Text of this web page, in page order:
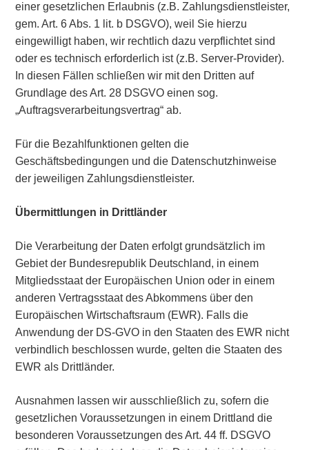
einer gesetzlichen Erlaubnis (z.B. Zahlungsdienstleister,
gem. Art. 6 Abs. 1 lit. b DSGVO), weil Sie hierzu
eingewilligt haben, wir rechtlich dazu verpflichtet sind
oder es technisch erforderlich ist (z.B. Server-Provider).
In diesen Fällen schließen wir mit den Dritten auf
Grundlage des Art. 28 DSGVO einen sog.
„Auftragsverarbeitungsvertrag“ ab.
Für die Bezahlfunktionen gelten die
Geschäftsbedingungen und die Datenschutzhinweise
der jeweiligen Zahlungsdienstleister.
Übermittlungen in Drittländer
Die Verarbeitung der Daten erfolgt grundsätzlich im
Gebiet der Bundesrepublik Deutschland, in einem
Mitgliedsstaat der Europäischen Union oder in einem
anderen Vertragsstaat des Abkommens über den
Europäischen Wirtschaftsraum (EWR). Falls die
Anwendung der DS-GVO in den Staaten des EWR nicht
verbindlich beschlossen wurde, gelten die Staaten des
EWR als Drittländer.
Ausnahmen lassen wir ausschließlich zu, sofern die
gesetzlichen Voraussetzungen in einem Drittland die
besonderen Voraussetzungen des Art. 44 ff. DSGVO